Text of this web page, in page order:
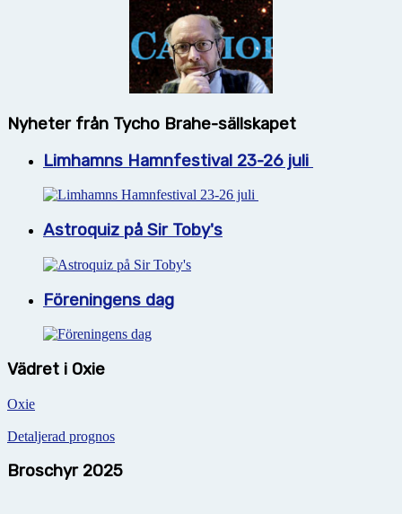
Nyheter från Tycho Brahe-sällskapet
Limhamns Hamnfestival 23-26 juli
Astroquiz på Sir Toby's
Föreningens dag
Vädret i Oxie
Oxie
Detaljerad prognos
Broschyr 2025